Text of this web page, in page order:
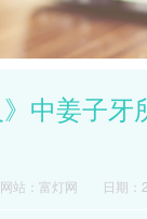
中姜子
网站：富灯网 日期